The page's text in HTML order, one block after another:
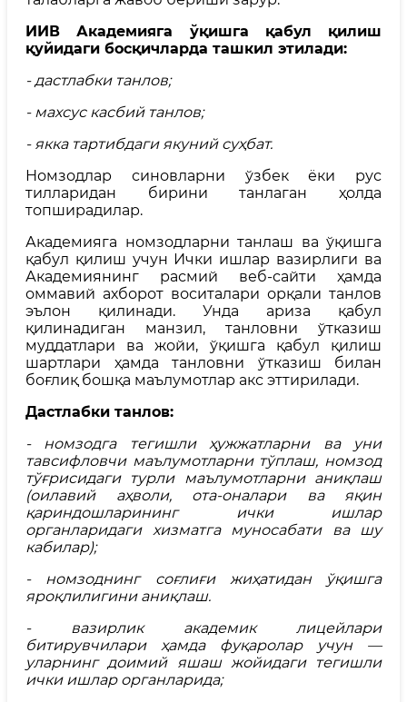
ИИВ Академияга ўқишга қабул қилиш
қуйидаги босқичларда ташкил этилади:
- дастлабки танлов;
- махсус касбий танлов;
- якка тартибдаги якуний суҳбат.
Номзодлар синовларни ўзбек ёки рус
тилларидан бирини танлаган ҳолда
топширадилар.
Академияга номзодларни танлаш ва ўқишга
қабул қилиш учун Ички ишлар вазирлиги ва
Академиянинг расмий веб-сайти ҳамда
оммавий ахборот воситалари орқали танлов
эълон қилинади. Унда ариза қабул
қилинадиган манзил, танловни ўтказиш
муддатлари ва жойи, ўқишга қабул қилиш
шартлари ҳамда танловни ўтказиш билан
боғлиқ бошқа маълумотлар акс эттирилади.
Дастлабки танлов:
- номзодга тегишли ҳужжатларни ва уни
тавсифловчи маълумотларни тўплаш, номзод
тўғрисидаги турли маълумотларни аниқлаш
(оилавий аҳволи, ота-оналари ва яқин
қариндошларининг ички ишлар
органларидаги хизматга муносабати ва шу
кабилар);
- номзоднинг соғлиғи жиҳатидан ўқишга
яроқлилигини аниқлаш.
- вазирлик академик лицейлари
битирувчилари ҳамда фуқаролар учун —
уларнинг доимий яшаш жойидаги тегишли
ички ишлар органларида;